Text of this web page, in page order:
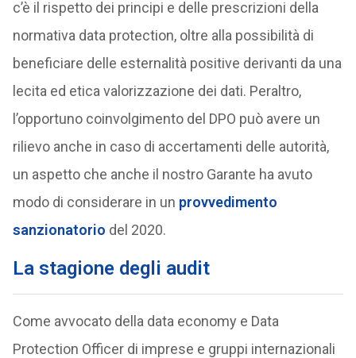
c’è il rispetto dei principi e delle prescrizioni della
normativa data protection, oltre alla possibilità di
beneficiare delle esternalità positive derivanti da una
lecita ed etica valorizzazione dei dati. Peraltro,
l’opportuno coinvolgimento del DPO può avere un
rilievo anche in caso di accertamenti delle autorità,
un aspetto che anche il nostro Garante ha avuto
modo di considerare in un provvedimento
sanzionatorio del 2020.
La stagione degli audit
Come avvocato della data economy e Data
Protection Officer di imprese e gruppi internazionali